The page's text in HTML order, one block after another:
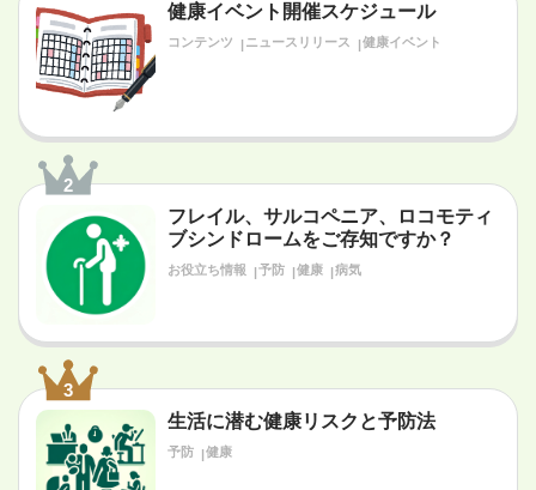
健康イベント開催スケジュール
コンテンツ ニュースリリース 健康イベント
2
フレイル、サルコペニア、ロコモティ
ブシンドロームをご存知ですか？
お役立ち情報 予防 健康 病気
3
生活に潜む健康リスクと予防法
予防 健康